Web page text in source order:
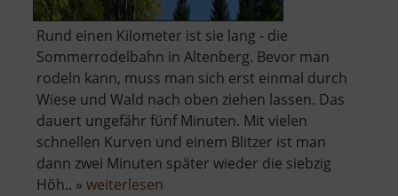
Rund einen Kilometer ist sie lang - die
Sommerrodelbahn in Altenberg. Bevor man
rodeln kann, muss man sich erst einmal durch
Wiese und Wald nach oben ziehen lassen. Das
dauert ungefähr fünf Minuten. Mit vielen
schnellen Kurven und einem Blitzer ist man
dann zwei Minuten später wieder die siebzig
Höh.. » weiterlesen